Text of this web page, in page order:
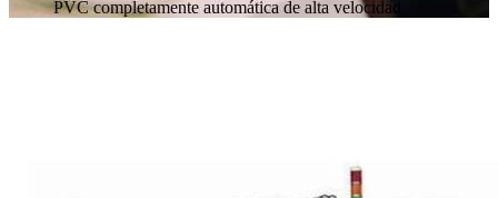
PVC completamente automática de alta velocidad